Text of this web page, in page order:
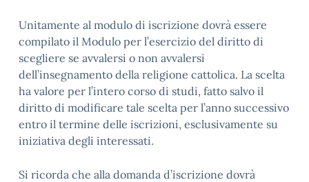
Unitamente al modulo di iscrizione dovrà essere
compilato il Modulo per l’esercizio del diritto di
scegliere se avvalersi o non avvalersi
dell’insegnamento della religione cattolica. La scelta
ha valore per l’intero corso di studi, fatto salvo il
diritto di modificare tale scelta per l’anno successivo
entro il termine delle iscrizioni, esclusivamente su
iniziativa degli interessati.
Si ricorda che alla domanda d’iscrizione dovrà